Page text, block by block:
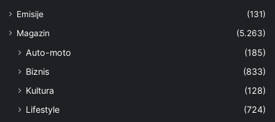
Emisije
(131)
Magazin
(5.263)
Auto-moto
(185)
Biznis
(833)
Kultura
(128)
Lifestyle
(724)